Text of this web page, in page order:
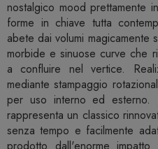
nostalgico mood prettamente
forme in chiave tutta
abete dai volumi magicamente
morbide e sinuose curve che
a confluire nel vertice.
mediante stampaggio
per uso interno ed esterno.
rappresenta un classico
senza tempo e facilmente